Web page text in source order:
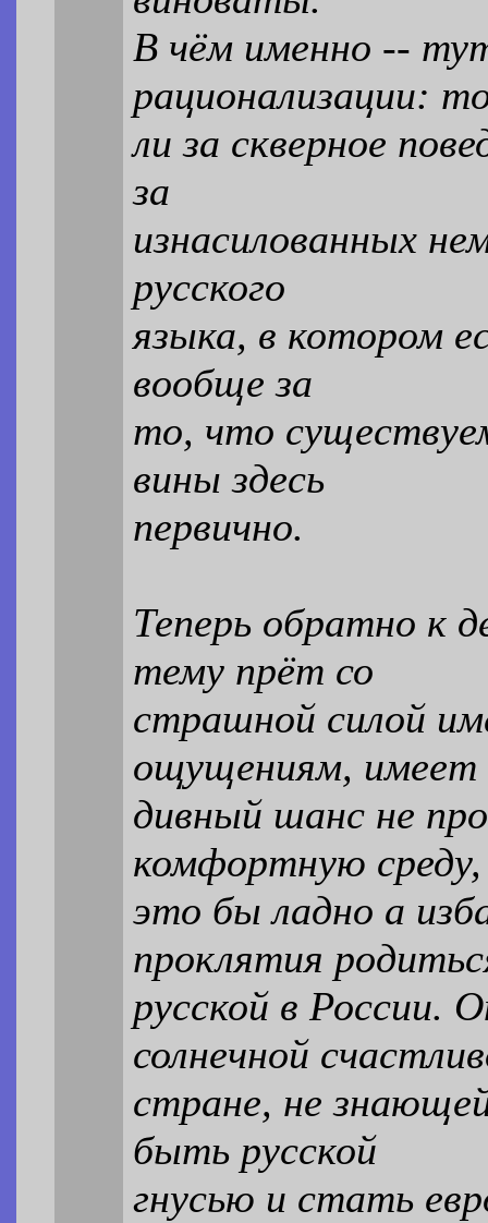
В чём именно --
рационализации:
ли за скверное
за
изнасилованных
русского
языка, в котором
вообще за
то, что
вины здесь
первично.
Теперь обратно к
тему прёт со
страшной силой
ощущениям, имеет
дивный шанс не
комфортную среду,
это бы ладно а
проклятия
русской в
солнечной
стране, не
быть русской
гнусью и стать